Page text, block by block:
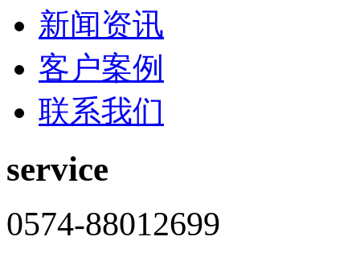
新闻资讯
客户案例
联系我们
service
0574-88012699